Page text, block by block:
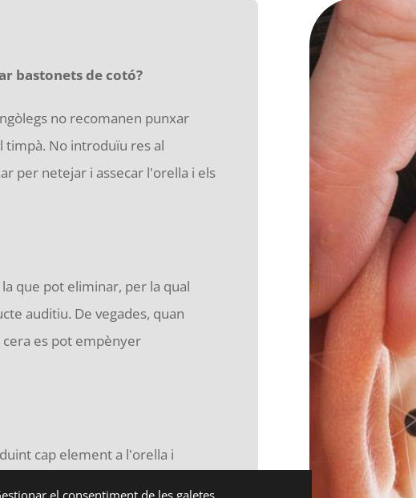
el consentiment de les galetes
bastonets de cotó?
no recomanen punxar
timpà. No introduïu res al
per netejar i assecar l'orella i els
que pot eliminar, per la qual
auditiu. De vegades, quan
es pot empènyer
cap element a l'orella i
taps per a les orelles fets a